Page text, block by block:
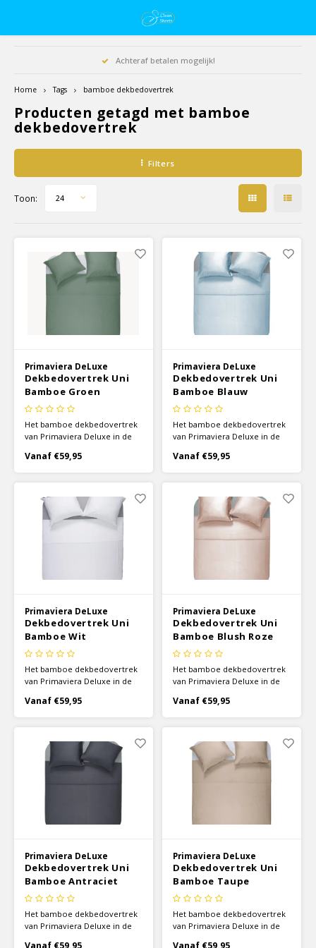
Achteraf betalen mogelijk!
Home Tags bamboe dekbedovertrek
Producten getagd met bamboe
dekbedovertrek
Filters
Toon: 24
Primaviera DeLuxe
Dekbedovertrek Uni
Bamboe Groen
Het bamboe dekbedovertrek
van Primaviera Deluxe in de
aan en zorgt voor optimaal
comfort. Het prachtige
dekbedovertrek is gemaakt
van 100% Bamboe Viscose
met een draaddichtheid van
225TC.
Vanaf €59,95
Primaviera DeLuxe
Dekbedovertrek Uni
Bamboe Blauw
Het bamboe dekbedovertrek
van Primaviera Deluxe in de
aan en zorgt voor optimaal
comfort. Het prachtige
dekbedovertrek is gemaakt
van 100% Bamboe Viscose
met een draaddichtheid van
225TC.
Vanaf €59,95
Primaviera DeLuxe
Dekbedovertrek Uni
Bamboe Wit
Het bamboe dekbedovertrek
van Primaviera Deluxe in de
en zorgt voor optimaal
comfort. Het prachtige
dekbedovertrek is gemaakt
van 100% Bamboe Viscose
met een draaddichtheid van
225TC.
Vanaf €59,95
Primaviera DeLuxe
Dekbedovertrek Uni
Bamboe Blush Roze
Het bamboe dekbedovertrek
van Primaviera Deluxe in de
aan en zorgt voor optimaal
comfort. Het prachtige
dekbedovertrek is gemaakt
van 100% Bamboe Viscose
met een draaddichtheid van
225TC.
Vanaf €59,95
Primaviera DeLuxe
Dekbedovertrek Uni
Bamboe Antraciet
Het bamboe dekbedovertrek
van Primaviera Deluxe in de
Vanaf €59,95
Primaviera DeLuxe
Dekbedovertrek Uni
Bamboe Taupe
Het bamboe dekbedovertrek
van Primaviera Deluxe in de
Vanaf €59,95